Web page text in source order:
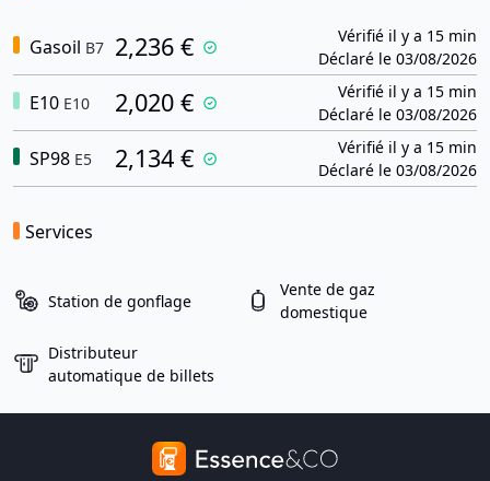
Gasoil B7 2,236 €
Vérifié il y a 15 min
Déclaré le 03/08/2026
E10 E10 2,020 €
Vérifié il y a 15 min
Déclaré le 03/08/2026
SP98 E5 2,134 €
Vérifié il y a 15 min
Déclaré le 03/08/2026
Services
Station de gonflage
Vente de gaz
domestique
Distributeur
automatique de billets